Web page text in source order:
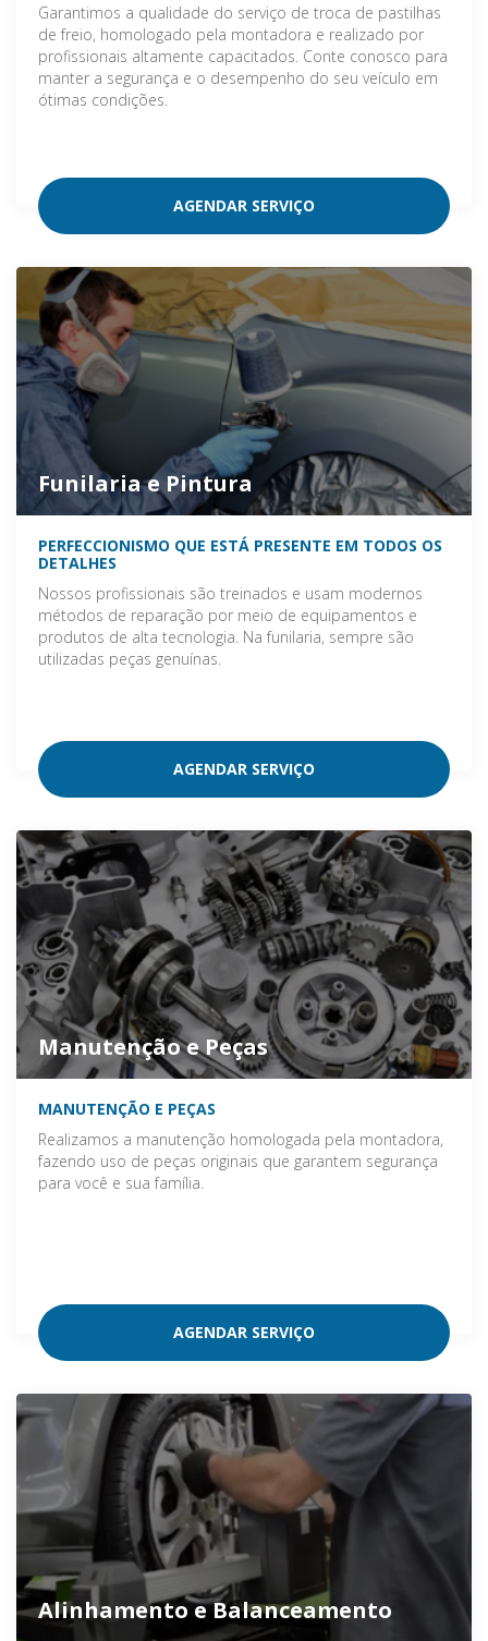
Garantimos a qualidade do serviço de troca de pastilhas
de freio, homologado pela montadora e realizado por
profissionais altamente capacitados. Conte conosco para
manter a segurança e o desempenho do seu veículo em
ótimas condições.
AGENDAR SERVIÇO
Funilaria e Pintura
PERFECCIONISMO QUE ESTÁ PRESENTE EM TODOS OS
DETALHES
Nossos profissionais são treinados e usam modernos
métodos de reparação por meio de equipamentos e
produtos de alta tecnologia. Na funilaria, sempre são
utilizadas peças genuínas.
AGENDAR SERVIÇO
Manutenção e Peças
MANUTENÇÃO E PEÇAS
Realizamos a manutenção homologada pela montadora,
fazendo uso de peças originais que garantem segurança
para você e sua família.
AGENDAR SERVIÇO
Alinhamento e Balanceamento